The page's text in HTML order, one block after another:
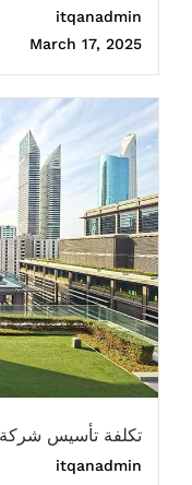
itqanadmin
March 17, 2025
تكلفة تأسيس
itqanadmin